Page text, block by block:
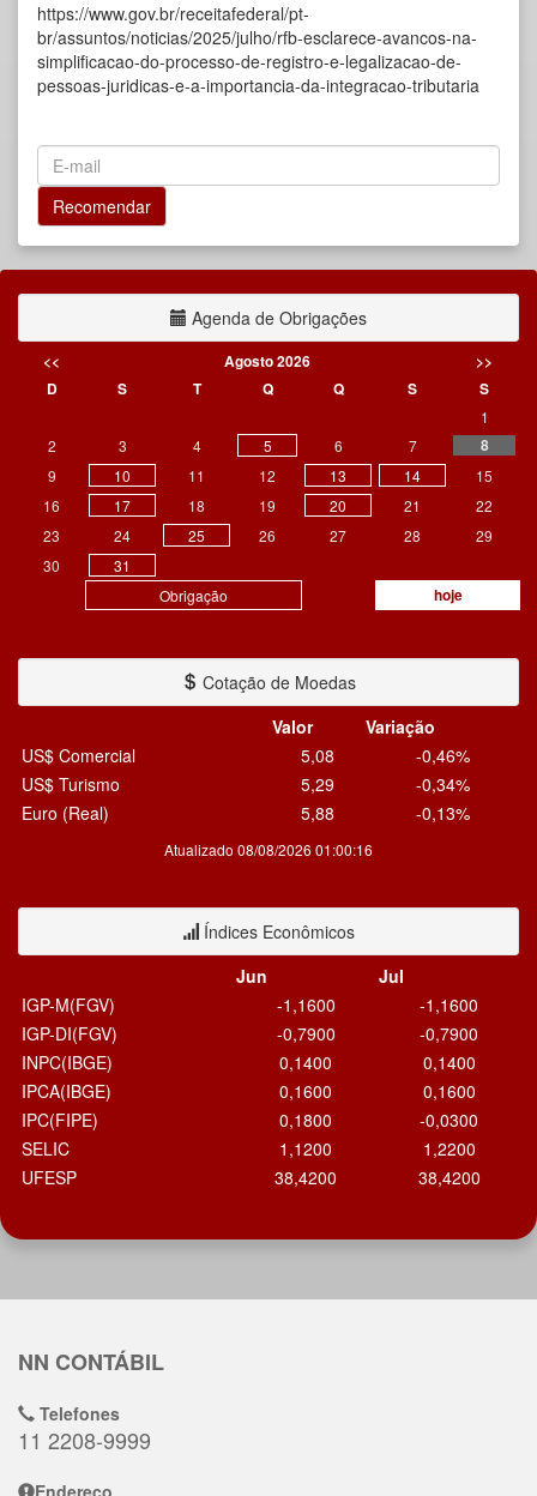
https://www.gov.br/receitafederal/pt-
br/assuntos/noticias/2025/julho/rfb-esclarece-avancos-na-
simplificacao-do-processo-de-registro-e-legalizacao-de-
pessoas-juridicas-e-a-importancia-da-integracao-tributaria
Agenda de Obrigações
<< Agosto 2026
>>
D
S T Q Q S S
Obrigação hoje
1
2
3 4 5 6 7 8
9 10 11 12 13 14
15
16
17 18 19 20 21
22
23
24 25 26 27 28
29
30
31
Cotação de Moedas
Valor
Variação
Atualizado 08/08/2026 01:00:16
US$ Comercial 5,08
-0,46%
US$ Turismo
5,29
-0,34%
Euro (Real)
5,88 -0,13%
Índices Econômicos
Jun
Jul
IGP-M(FGV)
-1,1600
-1,1600
IGP-DI(FGV)
-0,7900
-0,7900
INPC(IBGE)
0,1400
0,1400
IPCA(IBGE)
0,1600
0,1600
IPC(FIPE)
0,1800
-0,0300
SELIC
1,1200
1,2200
UFESP
38,4200 38,4200
NN CONTÁBIL
Telefones
11 2208-9999
Endereço